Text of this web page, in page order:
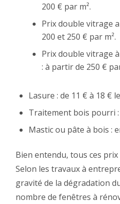
200 € par m².
Prix double vitrage
200 et 250 € par m².
Prix double vitrage
: à partir de 250 €
Lasure : de 11 € à 18 €
Traitement bois pourri
Mastic ou pâte à bois :
Bien entendu, tous ces
Selon les travaux à
gravité de la dégradation
nombre de fenêtres à